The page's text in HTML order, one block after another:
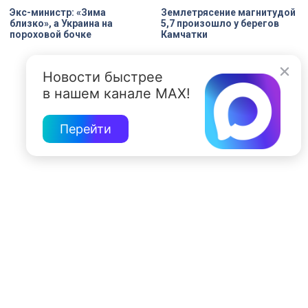
Экс-министр: «Зима
близко», а Украина на
пороховой бочке
Землетрясение магнитудой
5,7 произошло у берегов
Камчатки
Новости быстрее
в нашем канале MAX!
Перейти